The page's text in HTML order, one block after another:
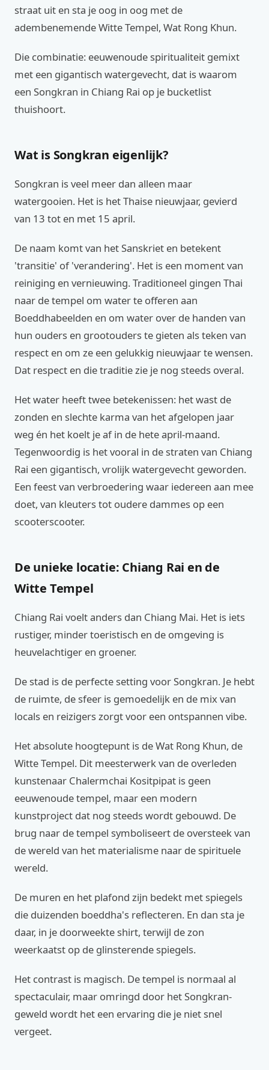
straat uit en sta je oog in oog met de
adembenemende Witte Tempel, Wat Rong Khun.
Die combinatie: eeuwenoude spiritualiteit gemixt
met een gigantisch watergevecht, dat is waarom
een Songkran in Chiang Rai op je bucketlist
thuishoort.
Wat is Songkran eigenlijk?
Songkran is veel meer dan alleen maar
watergooien. Het is het Thaise nieuwjaar, gevierd
van 13 tot en met 15 april.
De naam komt van het Sanskriet en betekent
'transitie' of 'verandering'. Het is een moment van
reiniging en vernieuwing. Traditioneel gingen Thai
naar de tempel om water te offeren aan
Boeddhabeelden en om water over de handen van
hun ouders en grootouders te gieten als teken van
respect en om ze een gelukkig nieuwjaar te wensen.
Dat respect en die traditie zie je nog steeds overal.
Het water heeft twee betekenissen: het wast de
zonden en slechte karma van het afgelopen jaar
weg én het koelt je af in de hete april-maand.
Tegenwoordig is het vooral in de straten van Chiang
Rai een gigantisch, vrolijk watergevecht geworden.
Een feest van verbroedering waar iedereen aan mee
doet, van kleuters tot oudere dammes op een
scooterscooter.
De unieke locatie: Chiang Rai en de
Witte Tempel
Chiang Rai voelt anders dan Chiang Mai. Het is iets
rustiger, minder toeristisch en de omgeving is
heuvelachtiger en groener.
De stad is de perfecte setting voor Songkran. Je hebt
de ruimte, de sfeer is gemoedelijk en de mix van
locals en reizigers zorgt voor een ontspannen vibe.
Het absolute hoogtepunt is de Wat Rong Khun, de
Witte Tempel. Dit meesterwerk van de overleden
kunstenaar Chalermchai Kositpipat is geen
eeuwenoude tempel, maar een modern
kunstproject dat nog steeds wordt gebouwd. De
brug naar de tempel symboliseert de oversteek van
de wereld van het materialisme naar de spirituele
wereld.
De muren en het plafond zijn bedekt met spiegels
die duizenden boeddha's reflecteren. En dan sta je
daar, in je doorweekte shirt, terwijl de zon
weerkaatst op de glinsterende spiegels.
Het contrast is magisch. De tempel is normaal al
spectaculair, maar omringd door het Songkran-
geweld wordt het een ervaring die je niet snel
vergeet.